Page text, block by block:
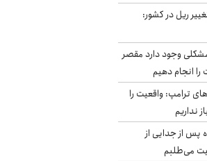
ریل در کشور:
وجود دارد مقصر
انجام دهیم
ترامپ: واقعیت را
نداریم
پس از جدایی از
می‌طلبم